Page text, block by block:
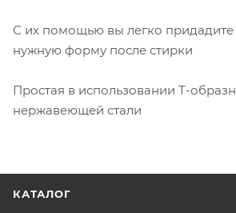
С их помощью вы легко придадите
нужную форму после стирки
Простая в использовании Т-
нержавеющей стали
КАТАЛОГ